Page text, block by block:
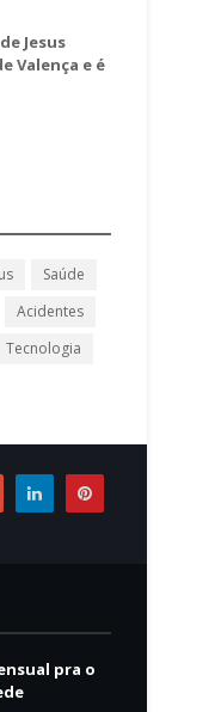
Jesus
Valença e é
Saúde
Acidentes
Tecnologia
pra o